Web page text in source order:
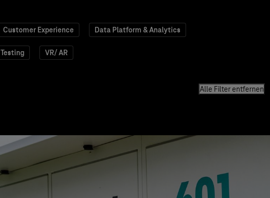
Customer Experience Data Platform & Analytics
Testing VR/ AR
Alle Filter entfernen